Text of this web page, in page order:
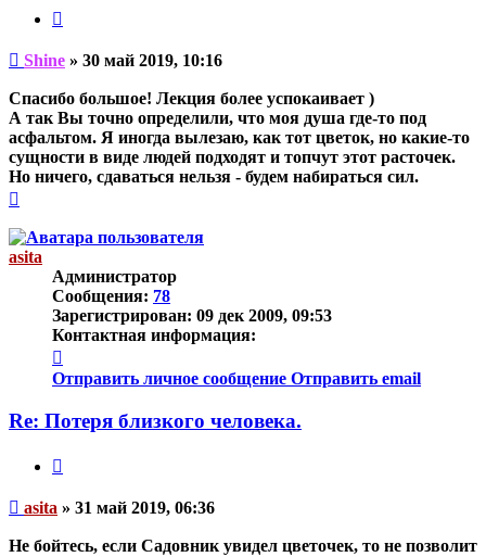
Непрочитанное
Shine » 30 май 2019, 10:16
Спасибо большое! Лекция более успокаивает )
А так Вы точно определили, что моя душа где-то под
асфальтом. Я иногда вылезаю, как тот цветок, но какие-то
сущности в виде людей подходят и топчут этот расточек.
Но ничего, сдаваться нельзя - будем набираться сил.
началу
asita
Администратор
Сообщения: 78
Зарегистрирован: 09 дек 2009, 09:53
Контактная информация:
информация
пользователя
Отправить личное сообщение Отправить email
Re: Потеря близкого человека.
Непрочитанное
asita » 31 май 2019, 06:36
Не бойтесь, если Садовник увидел цветочек, то не позволит